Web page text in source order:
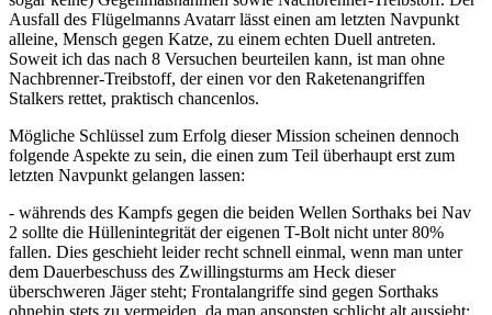
Ausfall des Flügelmanns Avatarr lässt einen am letzten Navpunkt
alleine, Mensch gegen Katze, zu einem echten Duell antreten.
Soweit ich das nach 8 Versuchen beurteilen kann, ist man ohne
Nachbrenner-Treibstoff, der einen vor den Raketenangriffen
Stalkers rettet, praktisch chancenlos.
Mögliche Schlüssel zum Erfolg dieser Mission scheinen dennoch
folgende Aspekte zu sein, die einen zum Teil überhaupt erst zum
letzten Navpunkt gelangen lassen:
- währends des Kampfs gegen die beiden Wellen Sorthaks bei Nav
2 sollte die Hüllenintegrität der eigenen T-Bolt nicht unter 80%
fallen. Dies geschieht leider recht schnell einmal, wenn man unter
dem Dauerbeschuss des Zwillingsturms am Heck dieser
überschweren Jäger steht; Frontalangriffe sind gegen Sorthaks
ohnehin stets zu vermeiden, da man ansonsten schlicht alt aussieht;